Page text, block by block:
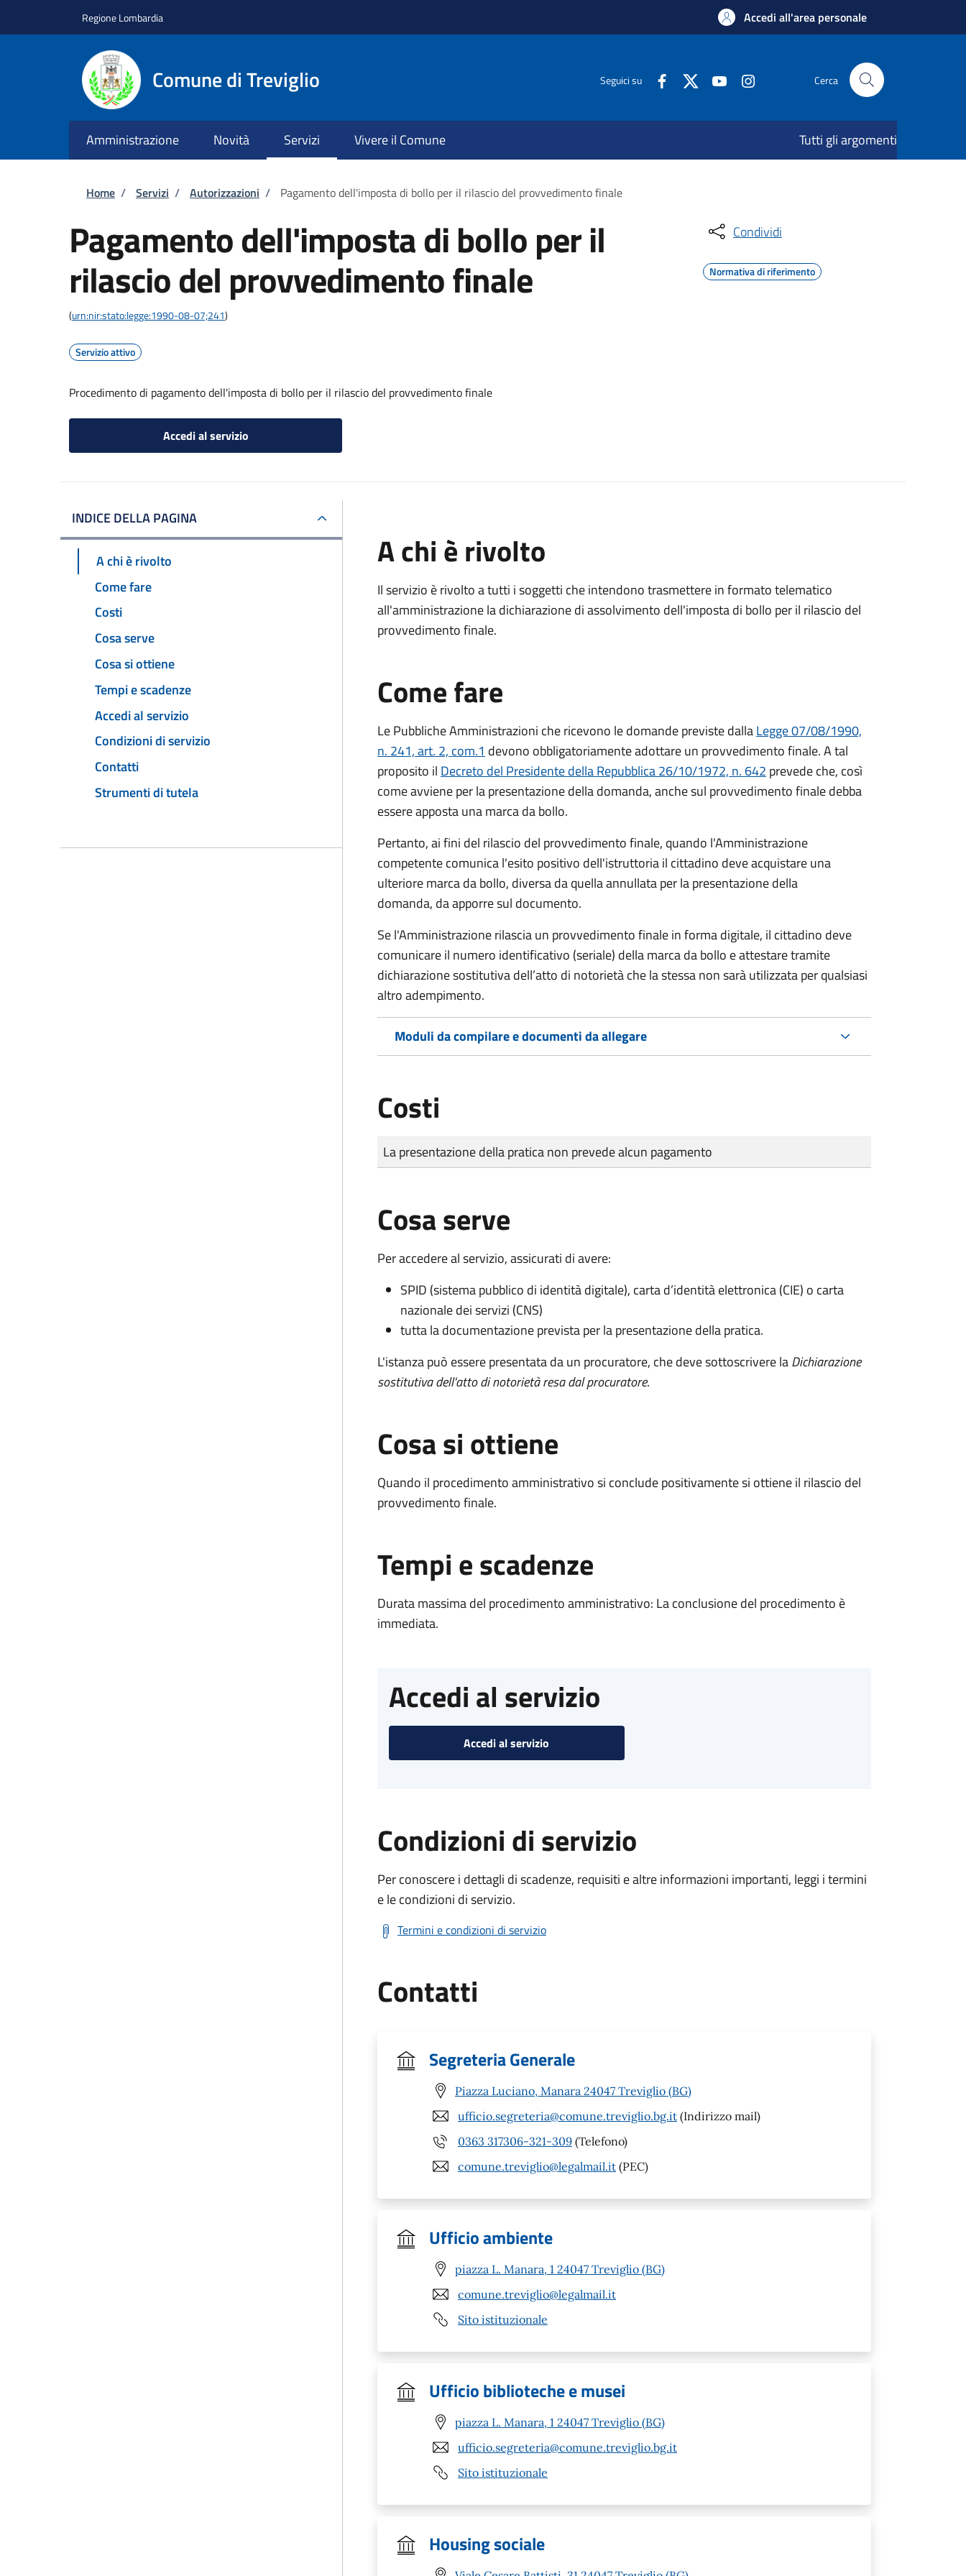
Regione Lombardia Accedi all'area personale
Comune di Treviglio Seguici su Cerca
Amministrazione Novità Servizi Vivere il Comune Tutti gli argomenti
Briciole di pane
Home / Servizi / Autorizzazioni / Pagamento dell'imposta di bollo per il rilascio del provvedimento finale
Pagamento dell'imposta di bollo per il
rilascio del provvedimento finale
(urn:nir:stato:legge:1990-08-07;241)
Servizio attivo
Procedimento di pagamento dell'imposta di bollo per il rilascio del provvedimento finale
Accedi al servizio
Condividi
Normativa di riferimento
INDICE DELLA PAGINA
A chi è rivolto
Come fare
Costi
Cosa serve
Cosa si ottiene
Tempi e scadenze
Accedi al servizio
Condizioni di servizio
Contatti
Strumenti di tutela
A chi è rivolto
Il servizio è rivolto a tutti i soggetti che intendono trasmettere in formato telematico
all'amministrazione la dichiarazione di assolvimento dell'imposta di bollo per il rilascio del
provvedimento finale.
Come fare
Le Pubbliche Amministrazioni che ricevono le domande previste dallaLegge 07/08/1990,
n. 241, art. 2, com.1 devono obbligatoriamente adottare un provvedimento finale. A tal
proposito il Decreto del Presidente della Repubblica 26/10/1972, n. 642 prevede che, così
come avviene per la presentazione della domanda, anche sul provvedimento finale debba
essere apposta una marca da bollo.
Pertanto, ai fini del rilascio del provvedimento finale, quando l'Amministrazione
competente comunica l'esito positivo dell'istruttoria il cittadino deve acquistare una
ulteriore marca da bollo, diversa da quella annullata per la presentazione della
domanda, da apporre sul documento.
Se l'Amministrazione rilascia un provvedimento finale in forma digitale, il cittadino deve
comunicare il numero identificativo (seriale) della marca da bollo e attestare tramite
dichiarazione sostitutiva dell’atto di notorietà che la stessa non sarà utilizzata per qualsiasi
altro adempimento.
Moduli da compilare e documenti da allegare
Costi
Tipo di pagamento
Importo
La presentazione della pratica non prevede alcun pagamento
Cosa serve
Per accedere al servizio, assicurati di avere:
SPID (sistema pubblico di identità digitale), carta d’identità elettronica (CIE) o carta
nazionale dei servizi (CNS)
tutta la documentazione prevista per la presentazione della pratica.
L'istanza può essere presentata da un procuratore, che deve sottoscrivere laDichiarazione
sostitutiva dell'atto di notorietà resa dal procuratore.
Cosa si ottiene
Quando il procedimento amministrativo si conclude positivamente si ottiene il rilascio del
provvedimento finale.
Tempi e scadenze
Durata massima del procedimento amministrativo: La conclusione del procedimento è
immediata.
Accedi al servizio
Accedi al servizio
Condizioni di servizio
Per conoscere i dettagli di scadenze, requisiti e altre informazioni importanti, leggi i termini
e le condizioni di servizio.
Termini e condizioni di servizio
Contatti
Segreteria Generale
Piazza Luciano, Manara 24047 Treviglio (BG)
ufficio.segreteria@comune.treviglio.bg.it (Indirizzo mail)
0363 317306-321-309 (Telefono)
comune.treviglio@legalmail.it (PEC)
Ufficio ambiente
piazza L. Manara, 1 24047 Treviglio (BG)
comune.treviglio@legalmail.it
Sito istituzionale
Ufficio biblioteche e musei
piazza L. Manara, 1 24047 Treviglio (BG)
ufficio.segreteria@comune.treviglio.bg.it
Sito istituzionale
Housing sociale